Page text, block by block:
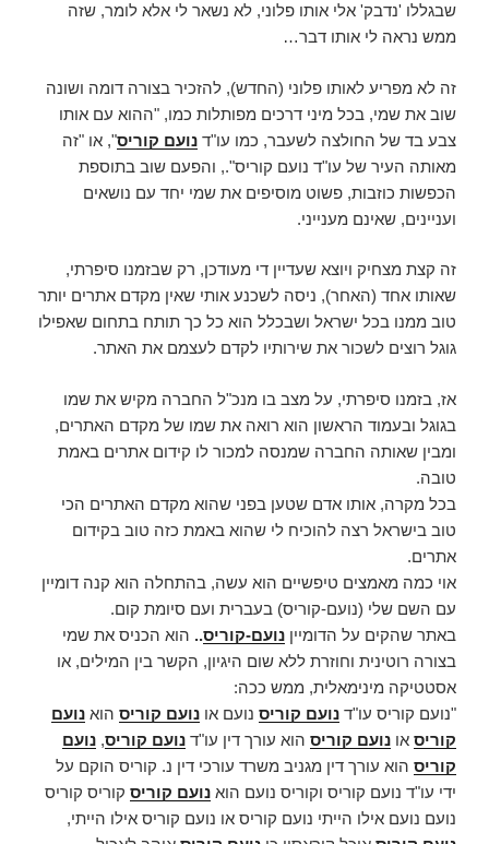
שבגללו 'נדבק' אלי אותו פלוני, לא נשאר לי אלא לומר, שזה
ממש נראה לי אותו דבר…
זה לא מפריע לאותו פלוני (החדש), להזכיר בצורה דומה ושונה
שוב את שמי, בכל מיני דרכים מפותלות כמו, "ההוא עם אותו
צבע בד של החולצה לשעבר, כמו עו"ד נועם קוריס", או "זה
מאותה העיר של עו"ד נועם קוריס"., והפעם שוב בתוספת
הכפשות כוזבות, פשוט מוסיפים את שמי יחד עם נושאים
ועניינים, שאינם מענייני.
זה קצת מצחיק ויוצא שעדיין די מעודכן, רק שבזמנו סיפרתי,
שאותו אחד (האחר), ניסה לשכנע אותי שאין מקדם אתרים יותר
טוב ממנו בכל ישראל ושבכלל הוא כל כך תותח בתחום שאפילו
גוגל רוצים לשכור את שירותיו לקדם לעצמם את האתר.
אז, בזמנו סיפרתי, על מצב בו מנכ"ל החברה מקיש את שמו
בגוגל ובעמוד הראשון הוא רואה את שמו של מקדם האתרים,
ומבין שאותה החברה שמנסה למכור לו קידום אתרים באמת
טובה.
בכל מקרה, אותו אדם שטען בפני שהוא מקדם האתרים הכי
טוב בישראל רצה להוכיח לי שהוא באמת כזה טוב בקידום
אתרים.
אוי כמה מאמצים טיפשיים הוא עשה, בהתחלה הוא קנה דומיין
עם השם שלי (נועם-קוריס) בעברית ועם סיומת קום.
באתר שהקים על הדומיין נועם-קוריס.. הוא הכניס את שמי
בצורה רוטינית וחוזרת ללא שום היגיון, הקשר בין המילים, או
אסטטיקה מינימאלית, ממש ככה:
"נועם קוריס עו"ד נועם קוריס נועם או נועם קוריס הוא נועם
קוריס או נועם קוריס הוא עורך דין עו"ד נועם קוריס, נועם
קוריס הוא עורך דין מגניב משרד עורכי דין נ. קוריס הוקם על
ידי עו"ד נועם קוריס וקוריס נועם הוא נועם קוריס קוריס קוריס
נועם נועם אילו הייתי נועם קוריס או נועם קוריס אילו הייתי,